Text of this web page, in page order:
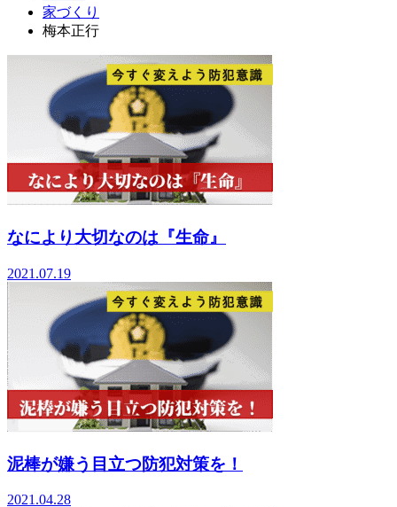
家づくり
梅本正行
なにより大切なのは『生命』
2021.07.19
泥棒が嫌う目立つ防犯対策を！
2021.04.28